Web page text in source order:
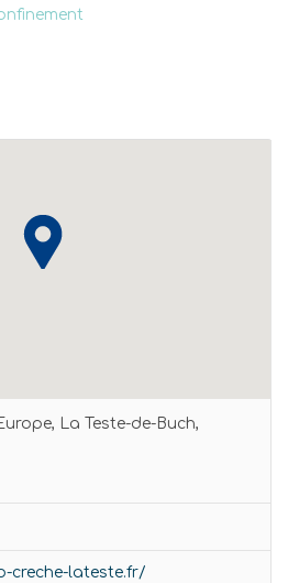
La Teste-de-Buch,
creche-lateste.fr/